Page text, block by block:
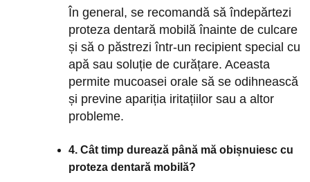
În general, se recomandă să îndepărtezi
proteza dentară mobilă înainte de culcare
și să o păstrezi într-un recipient special cu
apă sau soluție de curățare. Aceasta
permite mucoasei orale să se odihnească
și previne apariția iritațiilor sau a altor
probleme.
4. Cât timp durează până mă obișnuiesc cu
proteza dentară mobilă?